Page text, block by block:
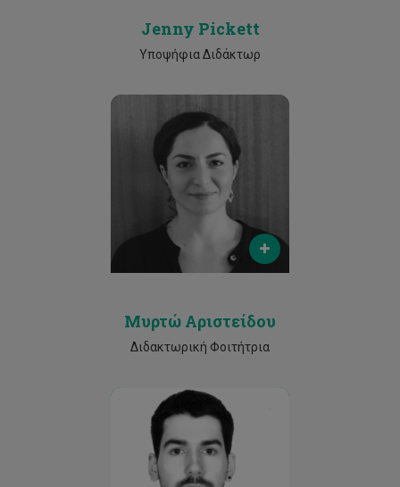
Jenny Pickett
Υποψήφια Διδάκτωρ
Email
myrto.aristeidou@cut.ac.cy.
25002530
Μυρτώ Αριστείδου
Διδακτωρική Φοιτήτρια
Email
ac.vozikis@edu.cut.ac.cy